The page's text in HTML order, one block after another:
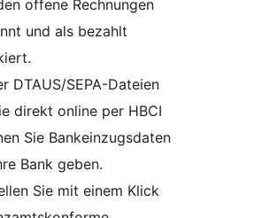
offene Rechnungen
und als bezahlt
DTAUS/SEPA-Dateien
direkt online per HBCI
Sie Bankeinzugsdaten
Bank geben.
Sie mit einem Klick